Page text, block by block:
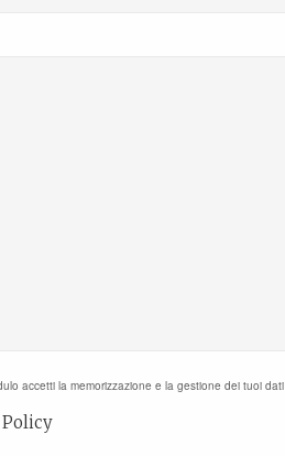
accetti la memorizzazione e la gestione dei tuoi